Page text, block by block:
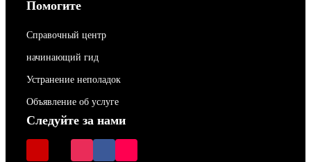
Помогите
Справочный центр
начинающий гид
Устранение неполадок
Объявление об услуге
Следуйте за нами